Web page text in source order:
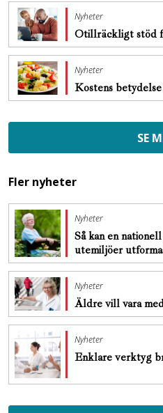
Nyheter
Otillräckligt stöd
Nyheter
Kostens
SE
Fler nyheter
Nyheter
Så kan en
utemiljöer
Nyheter
Äldre vill vara
Nyheter
Enklare verktyg